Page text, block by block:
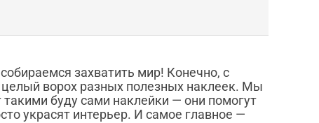
захватить мир! Конечно, с
ворох разных полезных наклеек. Мы
буду сами наклейки — они помогут
украсят интерьер. И самое главное —